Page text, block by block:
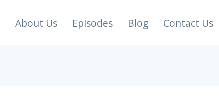
About Us Episodes Blog Contact Us